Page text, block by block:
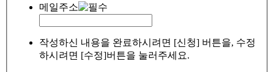
메일주소
작성하신 내용을 완료하시려면 [신청] 버튼을, 수정
하시려면 [수정]버튼을 눌러주세요.